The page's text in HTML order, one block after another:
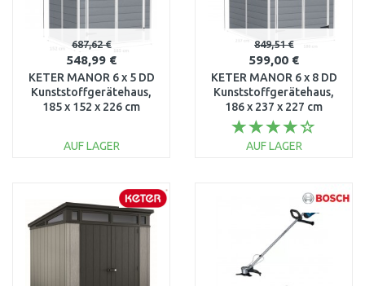
687,62 €
548,99 €
KETER MANOR 6 x 5 DD
Kunststoffgerätehaus,
185 x 152 x 226 cm
AUF LAGER
WARENKORB
Vergleichen
849,51 €
599,00 €
KETER MANOR 6 x 8 DD
Kunststoffgerätehaus,
186 x 237 x 227 cm
17196659
AUF LAGER
Vergleichen